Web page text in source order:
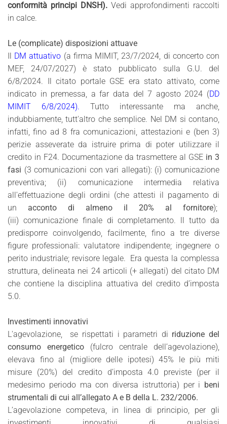
conformità principi DNSH). Vedi approfondimenti raccolti
in calce.
Le (complicate) disposizioni attuave
Il DM attuativo (a firma MIMIT, 23/7/2024, di concerto con
MEF, 24/07/2027) è stato pubblicato sulla G.U. del
6/8/2024. Il citato portale GSE era stato attivato, come
indicato in premessa, a far data del 7 agosto 2024 (DD
MIMIT 6/8/2024). Tutto interessante ma anche,
indubbiamente, tutt'altro che semplice. Nel DM si contano,
infatti, fino ad 8 fra comunicazioni, attestazioni e (ben 3)
perizie asseverate da istruire prima di poter utilizzare il
credito in F24. Documentazione da trasmettere al GSE in 3
fasi (3 comunicazioni con vari allegati): (i) comunicazione
preventiva; (ii) comunicazione intermedia relativa
all'effettuazione degli ordini (che attesti il pagamento di
un acconto di almeno il 20% al fornitore);
(iii) comunicazione finale di completamento. ll tutto da
predisporre coinvolgendo, facilmente, fino a tre diverse
figure professionali: valutatore indipendente; ingegnere o
perito industriale; revisore legale. Era questa la complessa
struttura, delineata nei 24 articoli (+ allegati) del citato DM
che contiene la disciplina attuativa del credito d’imposta
5.0.
Investimenti innovativi
L'agevolazione, se rispettati i parametri di riduzione del
consumo energetico (fulcro centrale dell’agevolazione),
elevava fino al (migliore delle ipotesi) 45% le più miti
misure (20%) del credito d’imposta 4.0 previste (per il
medesimo periodo ma con diversa istruttoria) per i beni
strumentali di cui all’allegato A e B della L. 232/2006.
L’agevolazione competeva, in linea di principio, per gli